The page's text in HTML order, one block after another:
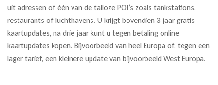
uit adressen of één van de talloze POI’s zoals tankstations,
restaurants of luchthavens. U krijgt bovendien 3 jaar gratis
kaartupdates, na drie jaar kunt u tegen betaling online
kaartupdates kopen. Bijvoorbeeld van heel Europa of, tegen een
lager tarief, een kleinere update van bijvoorbeeld West Europa.